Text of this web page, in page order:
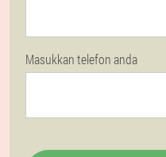
Masukkan telefon anda